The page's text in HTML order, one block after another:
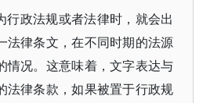
行政法规或者法律时，就会出
法律条文，在不同时期的法源
情况。这意味着，文字表达与
法律条款，如果被置于行政规